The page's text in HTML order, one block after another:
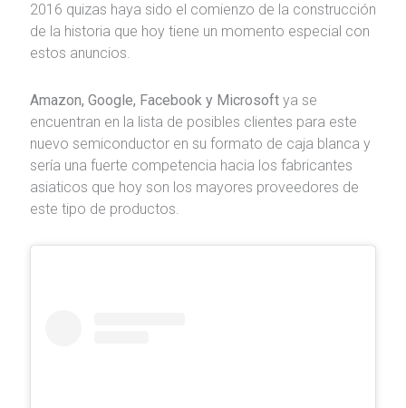
2016 quizas haya sido el comienzo de la construcción
de la historia que hoy tiene un momento especial con
estos anuncios.
Amazon, Google, Facebook y Microsoftya se
encuentran en la lista de posibles clientes para este
nuevo semiconductor en su formato de caja blanca y
sería una fuerte competencia hacia los fabricantes
asiaticos que hoy son los mayores proveedores de
este tipo de productos.